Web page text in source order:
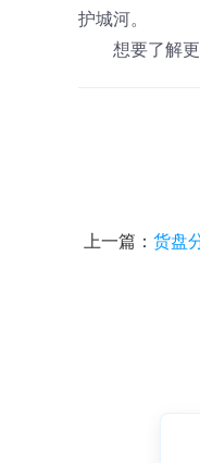
护城河。
想要了解
上一篇： 货盘分